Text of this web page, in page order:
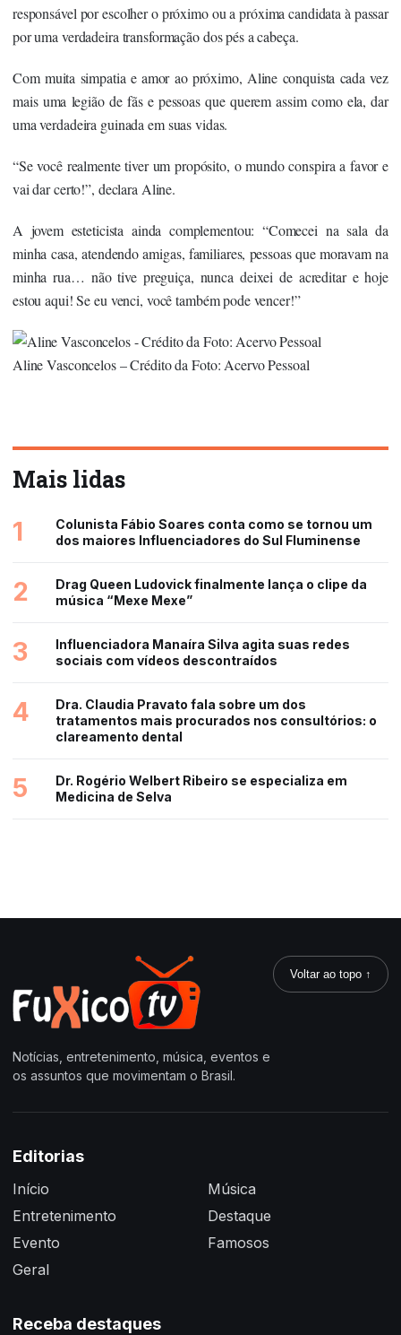
responsável por escolher o próximo ou a próxima candidata à passar
por uma verdadeira transformação dos pés a cabeça.
Com muita simpatia e amor ao próximo, Aline conquista cada vez
mais uma legião de fãs e pessoas que querem assim como ela, dar
uma verdadeira guinada em suas vidas.
“Se você realmente tiver um propósito, o mundo conspira a favor e
vai dar certo!”, declara Aline.
A jovem esteticista ainda complementou: “Comecei na sala da
minha casa, atendendo amigas, familiares, pessoas que moravam na
minha rua… não tive preguiça, nunca deixei de acreditar e hoje
estou aqui! Se eu venci, você também pode vencer!”
Aline Vasconcelos – Crédito da Foto: Acervo Pessoal
Mais lidas
1
Colunista Fábio Soares conta como se tornou um
dos maiores Influenciadores do Sul Fluminense
2
Drag Queen Ludovick finalmente lança o clipe da
música “Mexe Mexe”
3
Influenciadora Manaíra Silva agita suas redes
sociais com vídeos descontraídos
4
Dra. Claudia Pravato fala sobre um dos
tratamentos mais procurados nos consultórios: o
clareamento dental
5
Dr. Rogério Welbert Ribeiro se especializa em
Medicina de Selva
Notícias, entretenimento, música, eventos e
os assuntos que movimentam o Brasil.
Voltar ao topo ↑
Editorias
Início
Entretenimento
Evento
Geral
Música
Destaque
Famosos
Receba destaques